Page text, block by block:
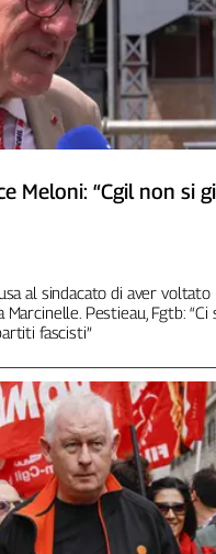
Meloni: “Cgil non si
al sindacato di aver
Pestieau, Fgtb:
fascisti”